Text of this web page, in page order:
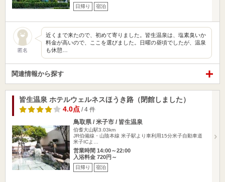
日帰り 宿泊
匿名
近くまで来たので、初めて寄りました。皆生温泉は、塩素臭いか
料金が高いので、ここを選びました。日曜の昼頃でしたが、温泉
も休憩…
関連情報から探す
皆生温泉 ホテルウェルネスほうき路（閉館しました）
4.0点 / 4 件
鳥取県 / 米子市 / 皆生温泉
伯耆大山駅3.03km
JR伯備線・山陰本線 米子駅より車利用15分米子自動車道
米子ICよ…
営業時間 14:00～22:00
入浴料金 720円～
日帰り 宿泊